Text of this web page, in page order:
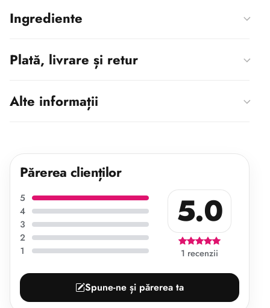
Ingrediente
Plată, livrare și retur
Alte informații
Părerea clienților
5
4
3
2
1
5.0
1 recenzii
Spune-ne și părerea ta